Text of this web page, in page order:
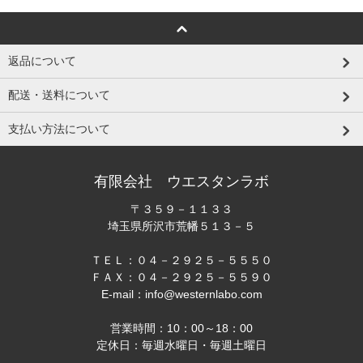
返品について
配送・送料について
支払い方法について
有限会社 ウエスタンラボ
〒３５９－１１３３
埼玉県所沢市荒幡５１３－５
ＴＥＬ：０４－２９２５－５５５０
ＦＡＸ：０４－２９２５－５５９０
E-mail：info@westernlabo.com
営業時間：10：00～18：00
定休日：毎週水曜日・毎週土曜日